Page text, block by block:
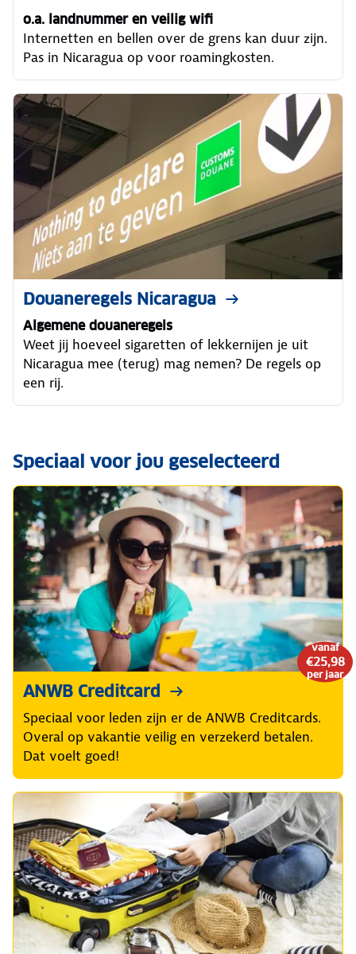
o.a. landnummer en veilig wifi
Internetten en bellen over de grens kan duur zijn.
Pas in Nicaragua op voor roamingkosten.
Douaneregels Nicaragua
Algemene douaneregels
Weet jij hoeveel sigaretten of lekkernijen je uit
Nicaragua mee (terug) mag nemen? De regels op
een rij.
Speciaal voor jou geselecteerd
vanaf
€25,98
per jaar
ANWB Creditcard
Speciaal voor leden zijn er de ANWB Creditcards.
Overal op vakantie veilig en verzekerd betalen.
Dat voelt goed!